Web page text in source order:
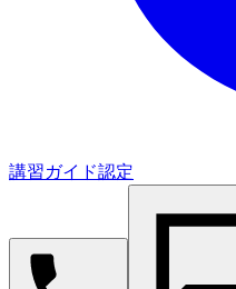
講習ガイド認定